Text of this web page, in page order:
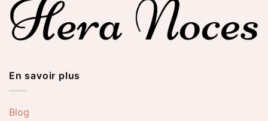
En savoir plus
Blog